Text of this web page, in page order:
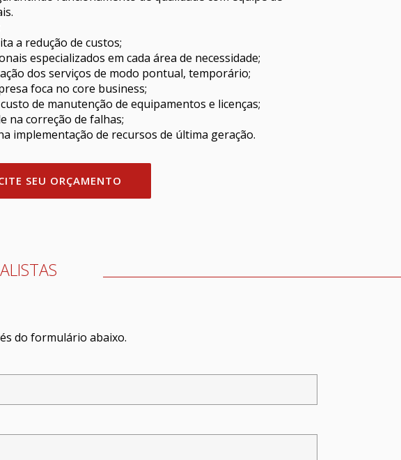
a redução de custos;
especializados em cada área de necessidade;
dos serviços de modo pontual, temporário;
foca no core business;
de manutenção de equipamentos e licenças;
na correção de falhas;
implementação de recursos de última geração.
SEU ORÇAMENTO
do formulário abaixo.